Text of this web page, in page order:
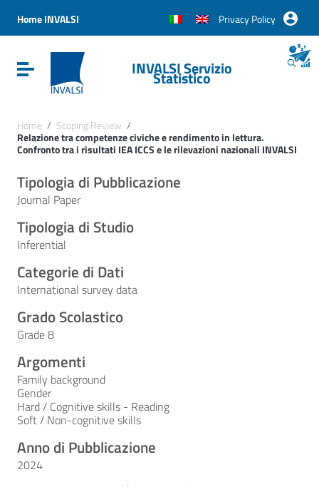
Vai al menu di navigazione
Vai al footer
Home INVALSI Privacy Policy
Attiva / disattiva la navigazioneINVALSI Servizio
Statistico
Home / Scoping Review /
Relazione tra competenze civiche e rendimento in lettura.
Confronto tra i risultati IEA ICCS e le rilevazioni nazionali INVALSI
Tipologia di Pubblicazione
Journal Paper
Tipologia di Studio
Inferential
Categorie di Dati
International survey data
Grado Scolastico
Grade 8
Argomenti
Family background
Gender
Hard / Cognitive skills - Reading
Soft / Non-cognitive skills
Anno di Pubblicazione
2024